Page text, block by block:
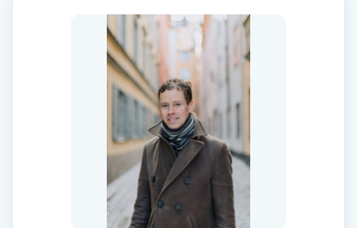
Extensions borttagning
Eyeliner-tatuering